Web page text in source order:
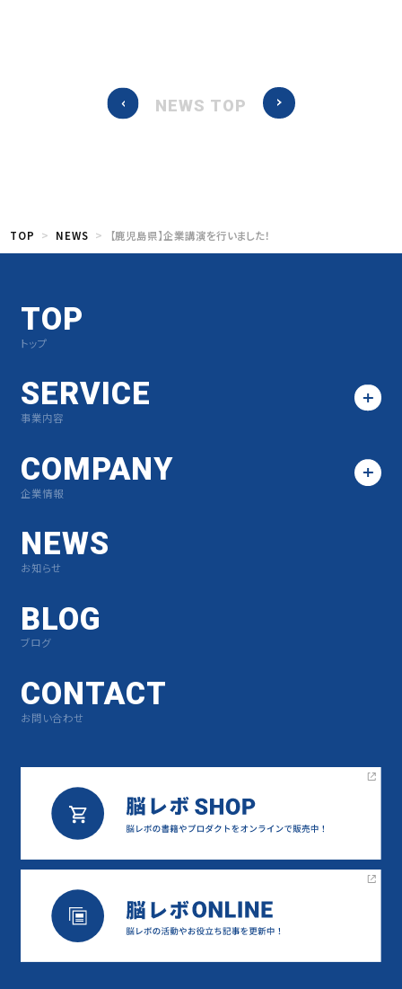
NEWS TOP
TOP NEWS 【鹿児島県】企業講演を行いました！
TOP
トップ
SERVICE
事業内容
COMPANY
企業情報
NEWS
お知らせ
BLOG
ブログ
CONTACT
お問い合わせ